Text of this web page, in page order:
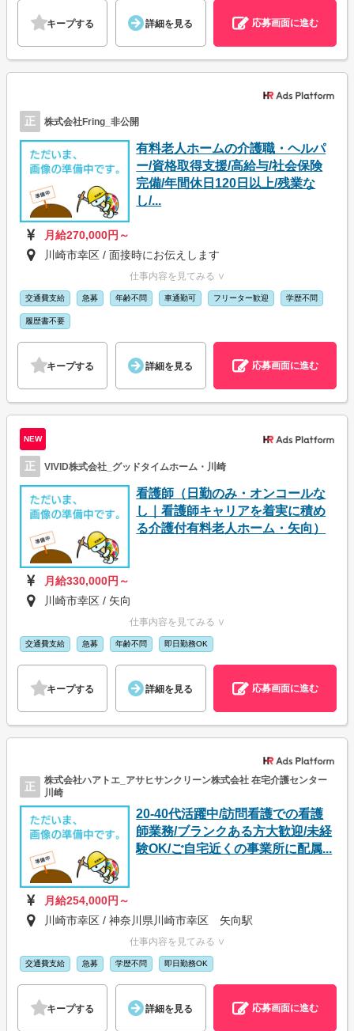
キープする 詳細を見る 応募画面に進む
正 株式会社Fring_非公開
有料老人ホームの介護職・ヘルパ
ー/資格取得支援/高給与/社会保険
完備/年間休日120日以上/残業な
し/...
月給270,000円～
川崎市幸区 / 面接時にお伝えします
仕事内容を見てみる ∨
交通費支給 急募 年齢不問 車通勤可 フリーター歓迎 学歴不問
履歴書不要
キープする 詳細を見る 応募画面に進む
NEW
正 VIVID株式会社_グッドタイムホーム・川崎
看護師（日勤のみ・オンコールな
し｜看護師キャリアを着実に積め
る介護付有料老人ホーム・矢向）
月給330,000円～
川崎市幸区 / 矢向
仕事内容を見てみる ∨
交通費支給 急募 年齢不問 即日勤務OK
キープする 詳細を見る 応募画面に進む
正
株式会社ハアトエ_アサヒサンクリーン株式会社 在宅介護センター
川崎
20-40代活躍中/訪問看護での看護
師業務/ブランクある方大歓迎/未経
験OK/ご自宅近くの事業所に配属...
月給254,000円～
川崎市幸区 / 神奈川県川崎市幸区 矢向駅
仕事内容を見てみる ∨
交通費支給 急募 学歴不問 即日勤務OK
キープする 詳細を見る 応募画面に進む